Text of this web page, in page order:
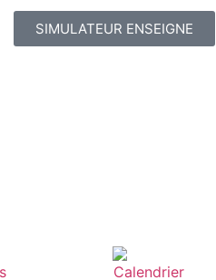
SIMULATEUR ENSEIGNE